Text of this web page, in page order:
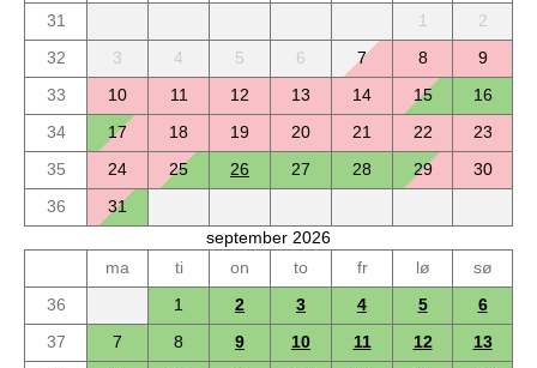
31
1
2
32
3 4 5 6 7 8
9
33
10 11 12 13 14 15
16
34
17 18 19 20 21 22
23
35
24 25 26 27 28 29
30
36
31
september 2026
ma
ti on to fr lø
sø
36
1 2 3 4 5
6
37
7 8 9 10 11 12
13